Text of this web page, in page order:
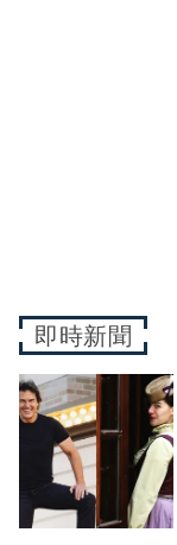
即時新聞